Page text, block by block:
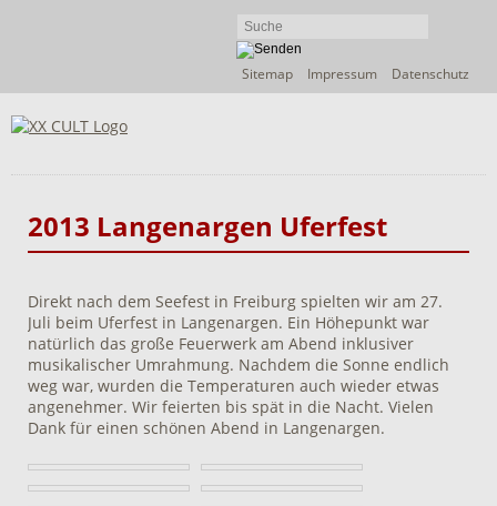
Navigation
Sitemap Impressum Datenschutz
2013 Langenargen Uferfest
Direkt nach dem Seefest in Freiburg spielten wir am 27.
Juli beim Uferfest in Langenargen. Ein Höhepunkt war
natürlich das große Feuerwerk am Abend inklusiver
musikalischer Umrahmung. Nachdem die Sonne endlich
weg war, wurden die Temperaturen auch wieder etwas
angenehmer. Wir feierten bis spät in die Nacht. Vielen
Dank für einen schönen Abend in Langenargen.